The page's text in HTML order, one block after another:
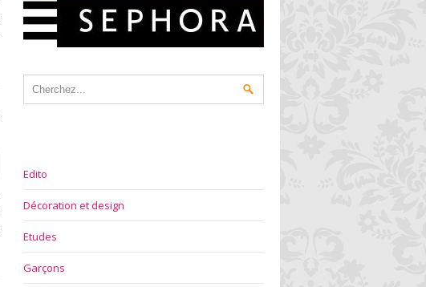
Edito
Décoration et design
Etudes
Garçons